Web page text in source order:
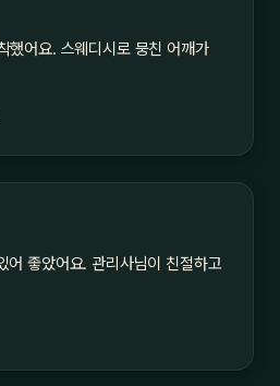
했어요. 스웨디시로 뭉친 어깨가
어 좋았어요. 관리사님이 친절하고